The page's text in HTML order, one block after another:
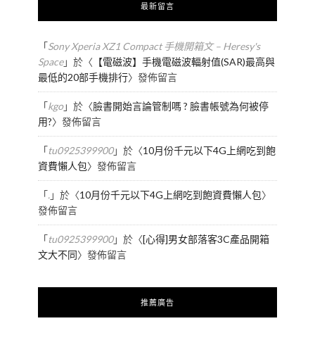
最新留言
「Sony Xperia XZ1 Compact 手機開箱文 – Heresy's
Space」於〈 【電磁波】手機電磁波輻射值(SAR)最高與
最低的20部手機排行〉發佈留言
「kgo」於〈臉書開始言論管制嗎 ? 臉書帳號為何被停
用?〉發佈留言
「tu0925399900」於〈10月份千元以下4G上網吃到飽
資費懶人包〉發佈留言
「.」於〈10月份千元以下4G上網吃到飽資費懶人包〉
發佈留言
「tu0925399900」於〈[心得]男女部落客3C產品開箱
文大不同〉發佈留言
推薦廣告